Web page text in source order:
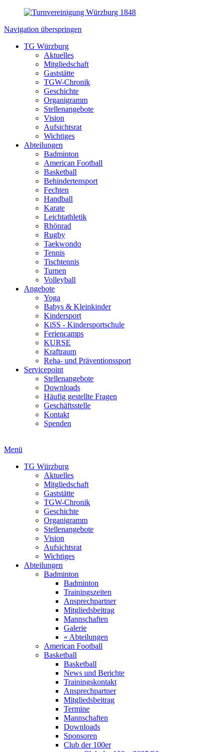
Navigation überspringen
TG Würzburg
Aktuelles
Mitgliedschaft
Gaststätte
TGW-Chronik
Geschichte
Organigramm
Stellenangebote
Vision
Aufsichtsrat
Wichtiges
Abteilungen
Badminton
American Football
Basketball
Behindertensport
Fechten
Handball
Karate
Leichtathletik
Rhönrad
Rugby
Taekwondo
Tennis
Tischtennis
Turnen
Volleyball
Angebote
Yoga
Babys & Kleinkinder
Kindersport
KiSS - Kindersportschule
Feriencamps
KURSE
Kraftraum
Reha- und Präventionssport
Servicepoint
Stellenangebote
Downloads
Häufig gestellte Fragen
Geschäftsstelle
Kontakt
Spenden
Menü
TG Würzburg
Aktuelles
Mitgliedschaft
Gaststätte
TGW-Chronik
Geschichte
Organigramm
Stellenangebote
Vision
Aufsichtsrat
Wichtiges
Abteilungen
Badminton
Badminton
Trainingszeiten
Ansprechpartner
Mitgliedsbeitrag
Mannschaften
Galerie
« Abteilungen
American Football
Basketball
Basketball
News und Berichte
Trainingskontakt
Ansprechpartner
Mitgliedsbeitrag
Termine
Mannschaften
Downloads
Sponsoren
Club der 100er